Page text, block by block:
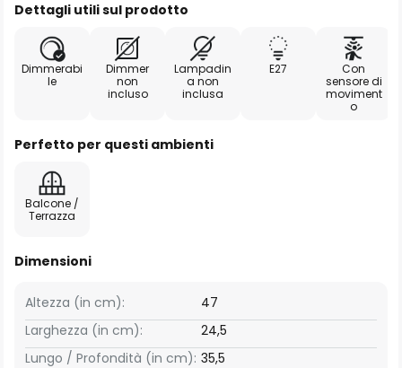
Dettagli utili sul prodotto
Dimmerabi
le
Dimmer
non
incluso
Lampadin
a non
inclusa
E27
Con
sensore di
moviment
o
Perfetto per questi ambienti
Balcone /
Terrazza
Dimensioni
Larghezza (in cm): 24,5
Altezza (in cm): 47
Lungo / Profondità (in cm): 35,5